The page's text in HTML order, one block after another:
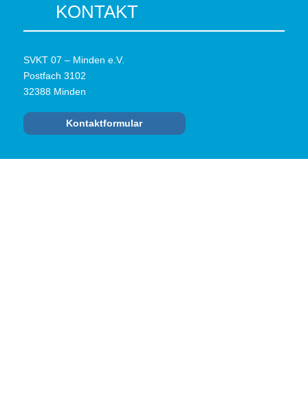
KONTAKT
SVKT 07 – Minden e.V.
Postfach 3102
32388 Minden
Kontaktformular